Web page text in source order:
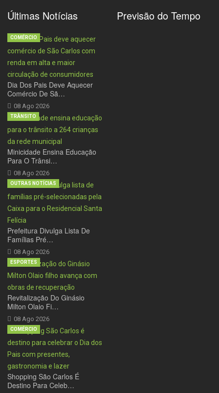
Últimas Notícias
Dia Dos Pais Deve Aquecer
Comércio De Sã…
08 Ago 2026
COMÉRCIO
Minicidade Ensina Educação
Para O Trânsi…
08 Ago 2026
TRÂNSITO
Prefeitura Divulga Lista De
Famílias Pré…
08 Ago 2026
OUTRAS NOTÍCIAS
Revitalização Do Ginásio
Milton Olaio Fi…
08 Ago 2026
ESPORTES
Shopping São Carlos É
Destino Para Celeb…
COMÉRCIO
Previsão do Tempo